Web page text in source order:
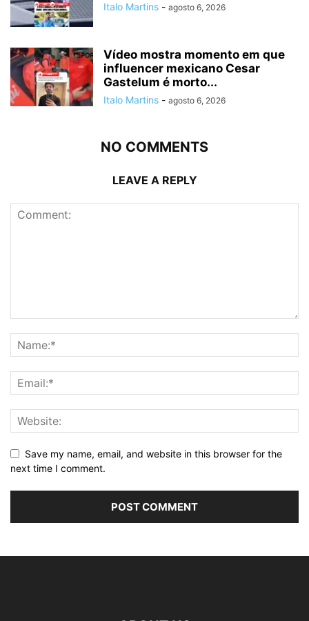
Italo Martins - agosto 6, 2026
Vídeo mostra momento em que
influencer mexicano Cesar
Gastelum é morto...
Italo Martins - agosto 6, 2026
NO COMMENTS
LEAVE A REPLY
Save my name, email, and website in this browser for the
next time I comment.